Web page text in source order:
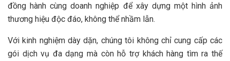
đồng hành cùng doanh nghiệp để xây dựng một hình ảnh
thương hiệu độc đáo, không thể nhầm lẫn.
Với kinh nghiệm dày dặn, chúng tôi không chỉ cung cấp các
gói dịch vụ đa dạng mà còn hỗ trợ khách hàng tìm ra thế